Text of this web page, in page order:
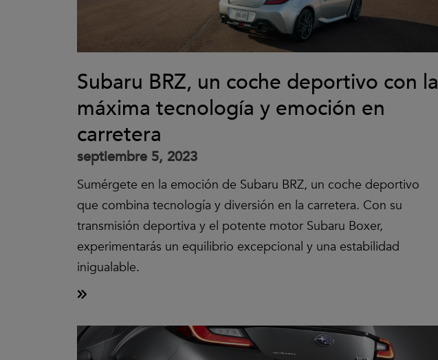
Subaru BRZ, un coche deportivo con la
máxima tecnología y emoción en
carretera
septiembre 5, 2023
Sumérgete en la emoción de Subaru BRZ, un coche deportivo
que combina tecnología y diversión en la carretera. Con su
transmisión deportiva y el potente motor Subaru Boxer,
experimentarás un equilibrio excepcional y una estabilidad
inigualable.